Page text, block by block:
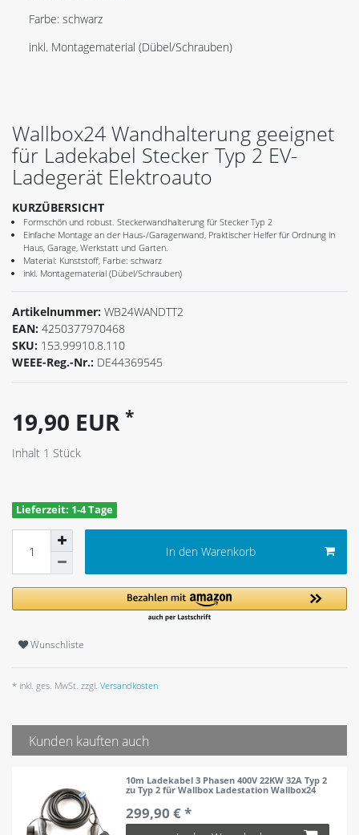
Farbe: schwarz
inkl. Montagematerial (Dübel/Schrauben)
Wallbox24 Wandhalterung geeignet
für Ladekabel Stecker Typ 2 EV-
Ladegerät Elektroauto
KURZÜBERSICHT
Formschön und robust. Steckerwandhalterung für Stecker Typ 2
Einfache Montage an der Haus-/Garagenwand, Praktischer Helfer für Ordnung in
Haus, Garage, Werkstatt und Garten.
Material: Kunststoff, Farbe: schwarz
inkl. Montagematerial (Dübel/Schrauben)
Artikelnummer: WB24WANDTT2
EAN: 4250377970468
SKU: 153.99910.8.110
WEEE-Reg.-Nr.: DE44369545
19,90 EUR *
Inhalt 1 Stück
Lieferzeit: 1-4 Tage
In den Warenkorb
Wunschliste
* inkl. ges. MwSt. zzgl. Versandkosten
Kunden kauften auch
10m Ladekabel 3 Phasen 400V 22KW 32A Typ 2
zu Typ 2 für Wallbox Ladestation Wallbox24
299,90 € *